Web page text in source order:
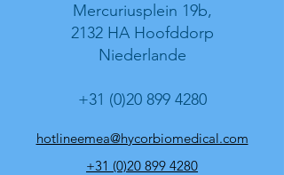
Mercuriusplein 19b,
2132 HA Hoofddorp
Niederlande
+31 (0)20 899 4280
hotlineemea@hycorbiomedical.com
+31 (0)20 899 4280